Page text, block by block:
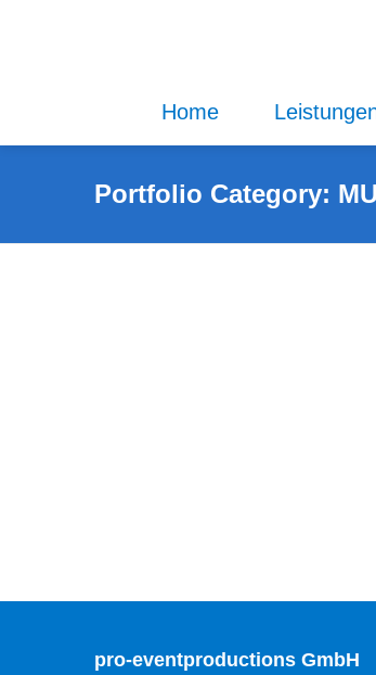
Home
Portfolio Category:
pro-eventproductions GmbH